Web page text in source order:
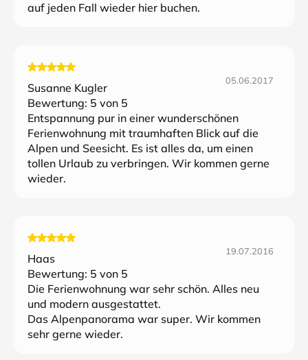
auf jeden Fall wieder hier buchen.
Susanne Kugler
05.06.2017
Bewertung: 5 von 5
Entspannung pur in einer wunderschönen
Ferienwohnung mit traumhaften Blick auf die
Alpen und Seesicht. Es ist alles da, um einen
tollen Urlaub zu verbringen. Wir kommen gerne
wieder.
Haas
19.07.2016
Bewertung: 5 von 5
Die Ferienwohnung war sehr schön. Alles neu
und modern ausgestattet.
Das Alpenpanorama war super. Wir kommen
sehr gerne wieder.